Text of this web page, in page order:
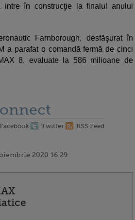
intre în construcţie la finalul anului
Farnborough, desfăşurat în
a parafat o comandă fermă de cinci
8, evaluate la 586 milioane de
Facebook Twitter RSS Feed
2020 16:29